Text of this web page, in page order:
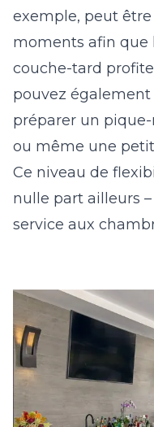
exemple, peut
moments afin que
couche-tard
pouvez
préparer un
ou même une
Ce niveau de
nulle part ailleurs
service aux